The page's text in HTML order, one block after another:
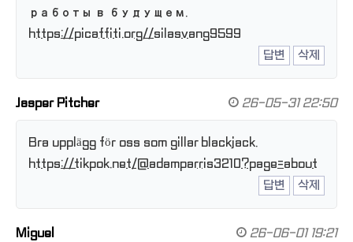
работы в будущем.
https://picaffiti.org//silasvang9599
답변
삭제
Jasper Pitcher 26-05-31 22:50
Bra upplägg för oss som gillar blackjack.
https://tikpok.net/@adamparris3210?page=about
답변
삭제
Miguel 26-06-01 19:21